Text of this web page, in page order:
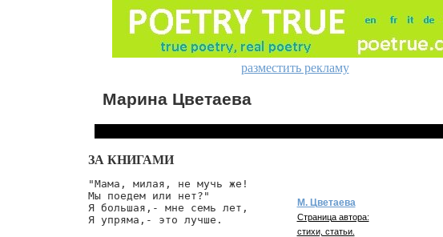
разместить рекламу
Марина Цветаева
ЗА КНИГАМИ
"Мама, милая, не мучь же!
Мы поедем или нет?"
Я большая,- мне семь лет,
Я упряма,- это лучше.
М. Цветаева
Страница автора:
стихи, статьи.